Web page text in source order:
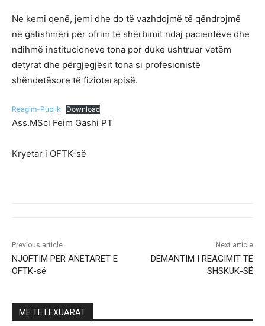
Ne kemi qenë, jemi dhe do të vazhdojmë të qëndrojmë
në gatishmëri për ofrim të shërbimit ndaj pacientëve dhe
ndihmë institucioneve tona por duke ushtruar vetëm
detyrat dhe përgjegjësit tona si profesionistë
shëndetësore të fizioterapisë.
Reagim-Publik Download
Ass.MSci Feim Gashi PT
Kryetar i OFTK-së
Previous article
NJOFTIM PËR ANËTARËT E
OFTK-së
Next article
DEMANTIM I REAGIMIT TË
SHSKUK-SË
MË TË LEXUARAT